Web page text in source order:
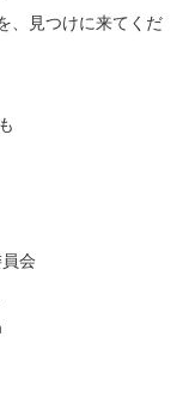
、見つけに来てくだ
会